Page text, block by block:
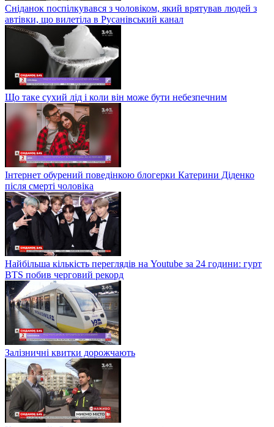
Сніданок поспілкувався з чоловіком, який врятував людей з
автівки, що вилетіла в Русанівський канал
Що таке сухий лід і коли він може бути небезпечним
Інтернет обурений поведінкою блогерки Катерини Діденко
після смерті чоловіка
Найбільша кількість переглядів на Youtube за 24 години: гурт
BTS побив черговий рекорд
Залізничні квитки дорожчають